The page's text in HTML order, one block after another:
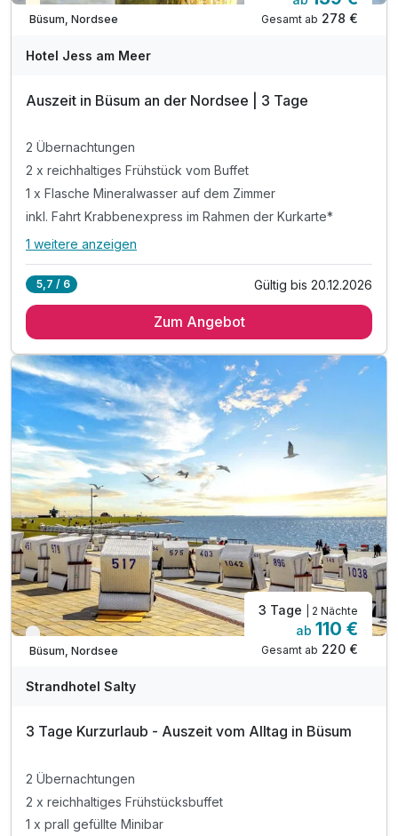
Teilweise ausgelastet
Büsum, Nordsee
Gesamt ab 278 €
Hotel Jess am Meer
Auszeit in Büsum an der Nordsee | 3 Tage
2 Übernachtungen
2 x reichhaltiges Frühstück vom Buffet
1 x Flasche Mineralwasser auf dem Zimmer
inkl. Fahrt Krabbenexpress im Rahmen der Kurkarte*
Alle Inklusivleistungen
2 x reichhaltiges Frühstück vom Buffet
inkl. Fahrt Krabbenexpress im Rahmen der Kurkarte*
inkl. Informationsmaterial über Büsum
1 weitere anzeigen
5,7 / 6 Gültig bis 20.12.2026
Zum Angebot
Verfügbar bis Dezember
Büsum, Nordsee
3 Tage | 2 Nächte
ab 110 €
Gesamt ab 220 €
Strandhotel Salty
3 Tage Kurzurlaub - Auszeit vom Alltag in Büsum
2 Übernachtungen
2 x reichhaltiges Frühstücksbuffet
1 x prall gefüllte Minibar